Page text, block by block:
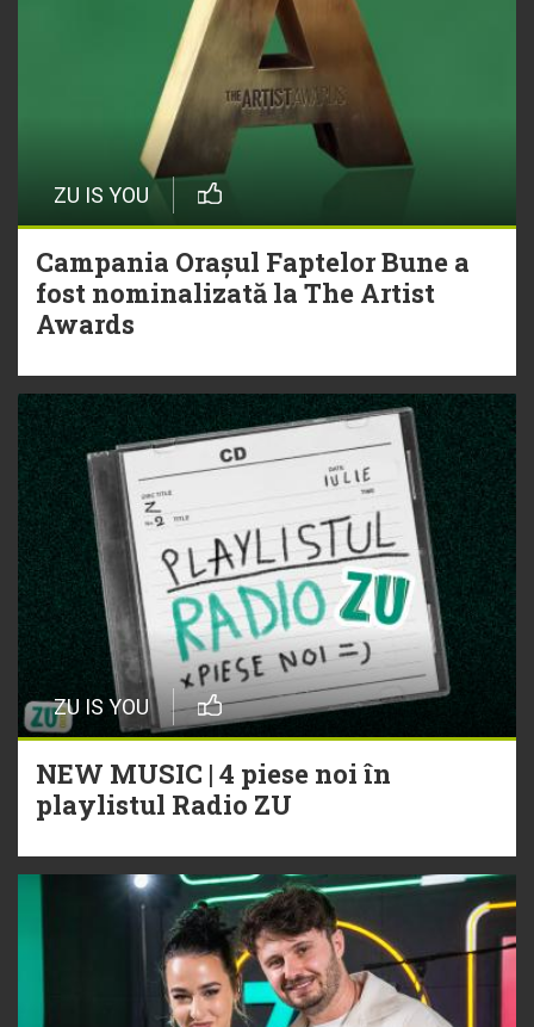
ZU IS YOU
Campania Orașul Faptelor Bune a
fost nominalizată la The Artist
Awards
ZU IS YOU
NEW MUSIC | 4 piese noi în
playlistul Radio ZU